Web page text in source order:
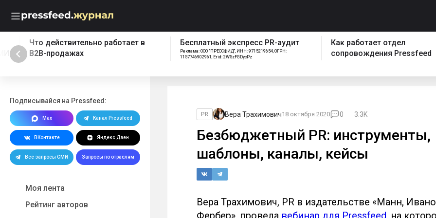
Что действительно работает в
B2B-продажах
Бесплатный экспресс PR-аудит
Реклама: ООО "ПРЕССФИД", ИНН: 9715219654, ОГРН:
1157746902961, Erid: 2W5zFGDycPz
Как работает отдел
сопровождения Pressfeed
Подписывайся на Pressfeed:
Max Канал Pressfeed
ВКонтакте Яндекс Дзен
Все запросы СМИ Запросы по отраслям
Моя лента
Рейтинг авторов
PR Вера Трахимович18 октября 2020 0 3.3K
Безбюджетный PR: инструменты,
шаблоны, каналы, кейсы
Вера Трахимович, PR в издательстве «Манн,
Фербер», провела вебинар для Pressfeed, на